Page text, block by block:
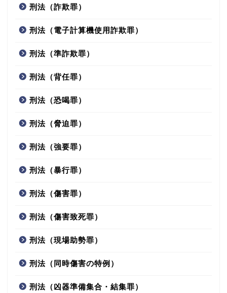
刑法（詐欺罪）
刑法（電子計算機使用詐欺罪）
刑法（準詐欺罪）
刑法（背任罪）
刑法（恐喝罪）
刑法（脅迫罪）
刑法（強要罪）
刑法（暴行罪）
刑法（傷害罪）
刑法（傷害致死罪）
刑法（現場助勢罪）
刑法（同時傷害の特例）
刑法（凶器準備集合・結集罪）